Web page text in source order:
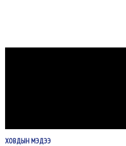
ХОВДЫНМЭДЭЭ